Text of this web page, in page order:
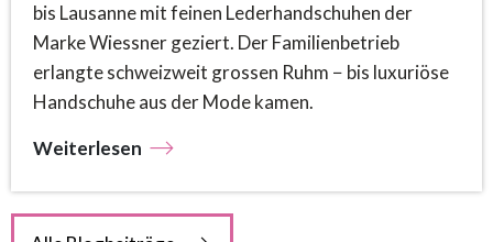
bis Lausanne mit feinen Lederhandschuhen der
Marke Wiessner geziert. Der Familienbetrieb
erlangte schweizweit grossen Ruhm − bis luxuriöse
Handschuhe aus der Mode kamen.
Weiterlesen